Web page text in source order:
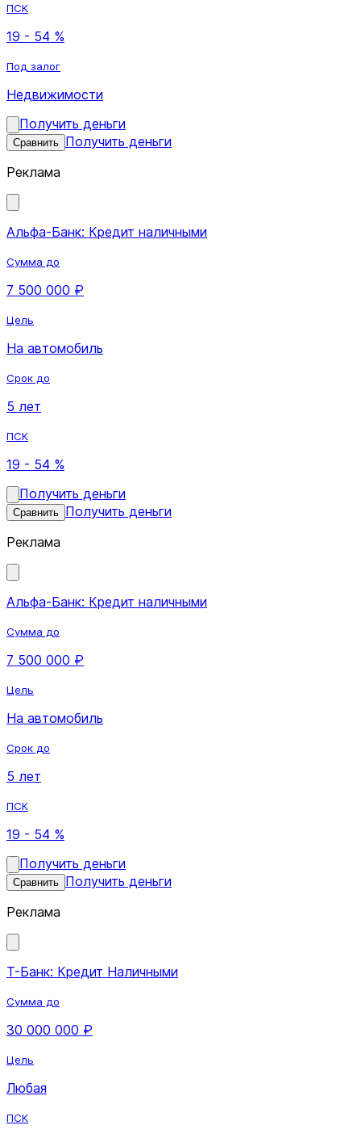
ПСК
19 - 54 %
Под залог
Недвижимости
Получить деньги
Сравнить Получить деньги
Реклама
Альфа-Банк: Кредит наличными
Сумма до
7 500 000 ₽
Цель
На автомобиль
Срок до
5 лет
ПСК
19 - 54 %
Получить деньги
Сравнить Получить деньги
Реклама
Альфа-Банк: Кредит наличными
Сумма до
7 500 000 ₽
Цель
На автомобиль
Срок до
5 лет
ПСК
19 - 54 %
Получить деньги
Сравнить Получить деньги
Реклама
Т-Банк: Кредит Наличными
Сумма до
30 000 000 ₽
Цель
Любая
ПСК